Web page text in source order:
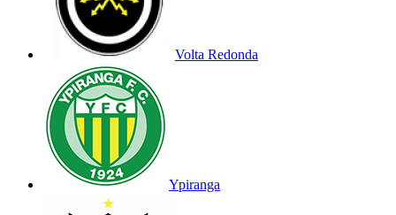
Volta Redonda
Ypiranga